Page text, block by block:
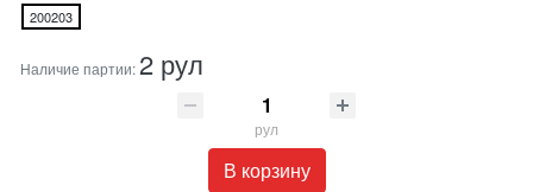
200203
Наличие партии: 2 рул
рул
В корзину